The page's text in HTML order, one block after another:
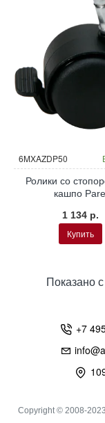
6MXAZDP50
Ролики со
кашпо
1 134 р.
Купить
Показано
+7
Copyright © 2008-